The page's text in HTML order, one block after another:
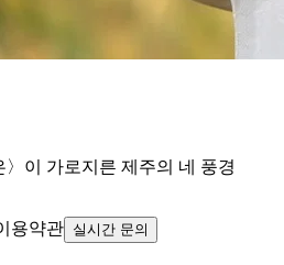
이 가로지른 제주의 네 풍경
용약관 실시간 문의